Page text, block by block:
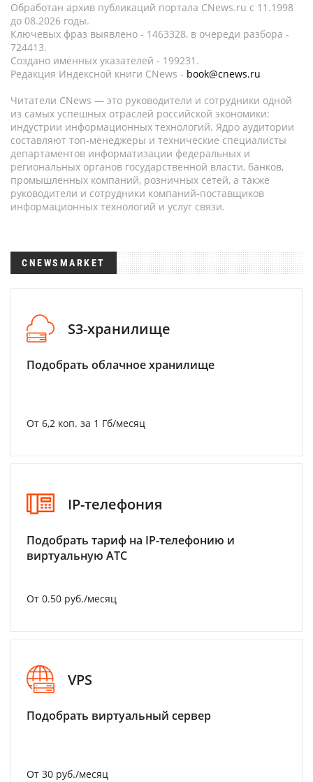
Обработан архив публикаций портала CNews.ru c 11.1998
до 08.2026 годы.
Ключевых фраз выявлено - 1463328, в очереди разбора -
724413.
Создано именных указателей - 199231.
Редакция Индексной книги CNews - book@cnews.ru
Читатели CNews — это руководители и сотрудники одной
из самых успешных отраслей российской экономики:
индустрии информационных технологий. Ядро аудитории
составляют топ-менеджеры и технические специалисты
департаментов информатизации федеральных и
региональных органов государственной власти, банков,
промышленных компаний, розничных сетей, а также
руководители и сотрудники компаний-поставщиков
информационных технологий и услуг связи.
CNEWSMARKET
S3-хранилище
Подобрать облачное хранилище
От 6,2 коп. за 1 Гб/месяц
IP-телефония
Подобрать тариф на IP-телефонию и
виртуальную АТС
От 0.50 руб./месяц
VPS
Подобрать виртуальный сервер
От 30 руб./месяц